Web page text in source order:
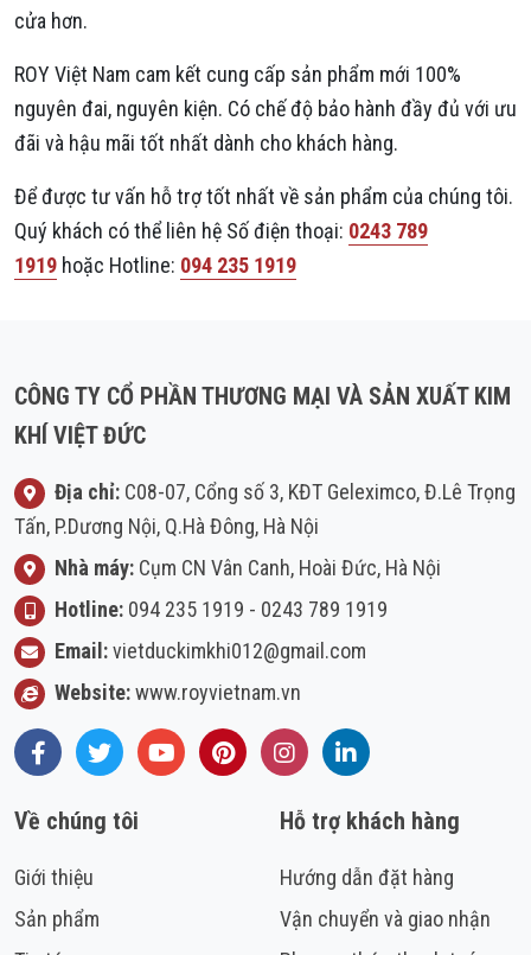
cửa hơn.
ROY Việt Nam cam kết cung cấp sản phẩm mới 100%
nguyên đai, nguyên kiện. Có chế độ bảo hành đầy đủ với ưu
đãi và hậu mãi tốt nhất dành cho khách hàng.
Để được tư vấn hỗ trợ tốt nhất về sản phẩm của chúng tôi.
Quý khách có thể liên hệ Số điện thoại: 0243 789
1919 hoặc Hotline: 094 235 1919
CÔNG TY CỔ PHẦN THƯƠNG MẠI VÀ SẢN XUẤT KIM
KHÍ VIỆT ĐỨC
Địa chỉ: C08-07, Cổng số 3, KĐT Geleximco, Đ.Lê Trọng
Tấn, P.Dương Nội, Q.Hà Đông, Hà Nội
Nhà máy: Cụm CN Vân Canh, Hoài Đức, Hà Nội
Hotline: 094 235 1919 - 0243 789 1919
Email:vietduckimkhi012@gmail.com
Website:www.royvietnam.vn
FacebookTwitterYoutubePinterestInstagramLinkedIn
Về chúng tôi
Giới thiệu
Sản phẩm
Hỗ trợ khách hàng
Hướng dẫn đặt hàng
Vận chuyển và giao nhận